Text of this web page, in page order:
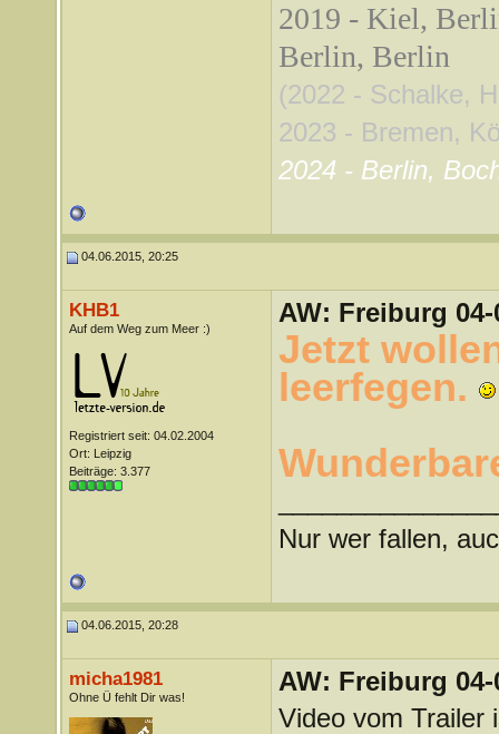
2019 - Kiel,
Berlin, Berlin
(2022 - Schalke,
2023 - Bremen,
2024 - Berlin,
04.06.2015, 20:25
KHB1
Auf dem Weg zum Meer :)
Registriert seit: 04.02.2004
Ort: Leipzig
Beiträge: 3.377
AW: Freiburg
Jetzt
leerfegen.
Nur wer fallen,
04.06.2015, 20:28
micha1981
Ohne Ü fehlt Dir was!
AW: Freiburg
Video vom Trailer